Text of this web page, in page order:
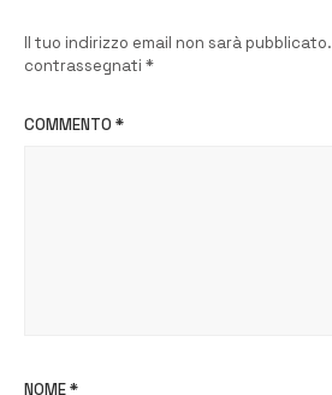
Il tuo indirizzo email non sarà pubblicato.
contrassegnati *
COMMENTO *
NOME*